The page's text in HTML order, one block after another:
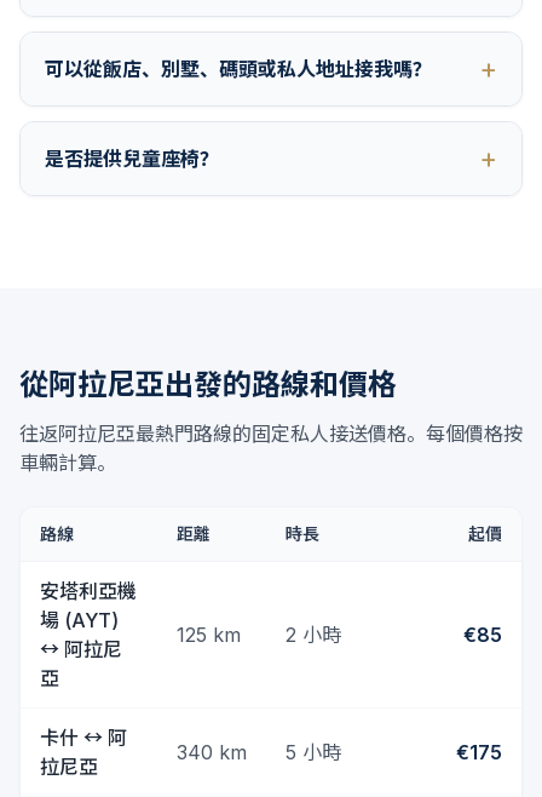
可以從飯店、別墅、碼頭或私人地址接我嗎？
是否提供兒童座椅？
從阿拉尼亞出發的路線和價格
往返阿拉尼亞最熱門路線的固定私人接送價格。每個價格按
車輛計算。
路線 距離 時長 起價
安塔利亞機
場 (AYT)
↔ 阿拉尼
亞
125 km 2 小時 €85
卡什 ↔ 阿
拉尼亞
340 km 5 小時 €175